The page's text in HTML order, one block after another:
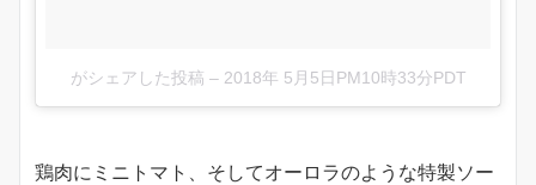
がシェアした投稿 – 2018年 5月5日PM10時33分PDT
鶏肉にミニトマト、そしてオーロラのような特製ソー